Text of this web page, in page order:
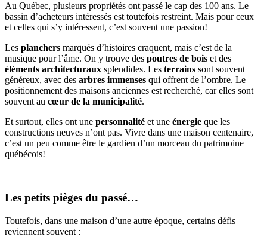
Au Québec, plusieurs propriétés ont passé le cap des 100 ans. Le
bassin d’acheteurs intéressés est toutefois restreint. Mais pour ceux
et celles qui s’y intéressent, c’est souvent une passion!
Les planchers marqués d’histoires craquent, mais c’est de la
musique pour l’âme. On y trouve des poutres de bois et des
éléments architecturaux splendides. Les terrains sont souvent
généreux, avec des arbres immenses qui offrent de l’ombre. Le
positionnement des maisons anciennes est recherché, car elles sont
souvent au cœur de la municipalité.
Et surtout, elles ont une personnalité et une énergie que les
constructions neuves n’ont pas. Vivre dans une maison centenaire,
c’est un peu comme être le gardien d’un morceau du patrimoine
québécois!
Les petits pièges du passé…
Toutefois, dans une maison d’une autre époque, certains défis
reviennent souvent :